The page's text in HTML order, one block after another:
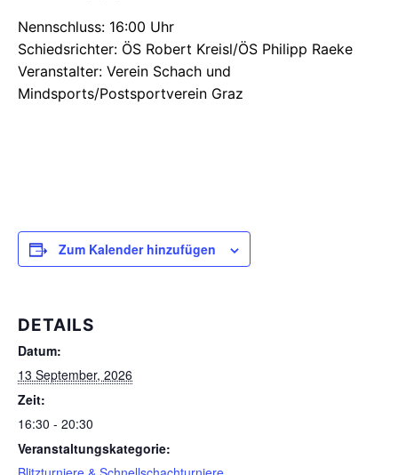
Nennschluss: 16:00 Uhr
Schiedsrichter: ÖS Robert Kreisl/ÖS Philipp Raeke
Veranstalter: Verein Schach und
Mindsports/Postsportverein Graz
Zum Kalender hinzufügen
DETAILS
Datum:
13 September, 2026
Zeit:
16:30 - 20:30
Veranstaltungskategorie: